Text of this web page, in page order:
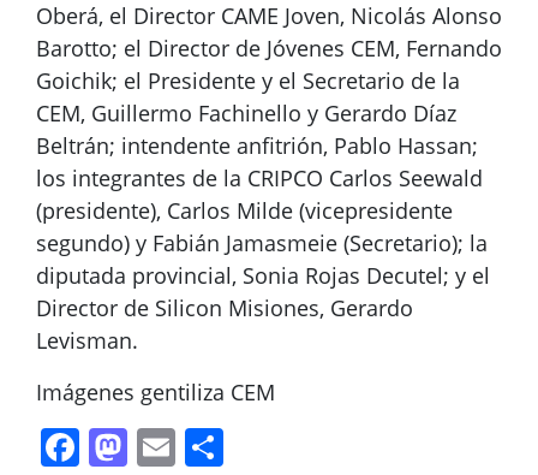
Oberá, el Director CAME Joven, Nicolás Alonso
Barotto; el Director de Jóvenes CEM, Fernando
Goichik; el Presidente y el Secretario de la
CEM, Guillermo Fachinello y Gerardo Díaz
Beltrán; intendente anfitrión, Pablo Hassan;
los integrantes de la CRIPCO Carlos Seewald
(presidente), Carlos Milde (vicepresidente
segundo) y Fabián Jamasmeie (Secretario); la
diputada provincial, Sonia Rojas Decutel; y el
Director de Silicon Misiones, Gerardo
Levisman.
Imágenes gentiliza CEM
Facebook
Mastodon
Email